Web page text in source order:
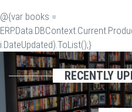
@{var books =
i.DateUpdated).ToList();}
RECENTLY